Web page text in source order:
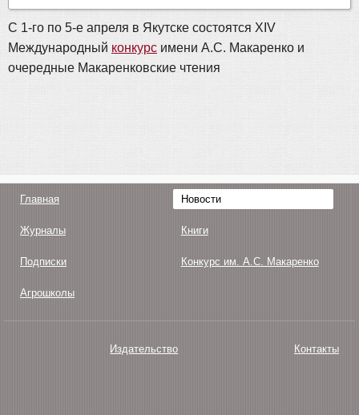
С 1-го по 5-е апреля в Якутске состоятся ХIV
Международный конкурс имени А.С. Макаренко и
очередные Макаренковские чтения
Главная Новости
Журналы Книги
Подписки Конкурс им. А.С. Макаренко
Агрошколы
Издательство Контакты